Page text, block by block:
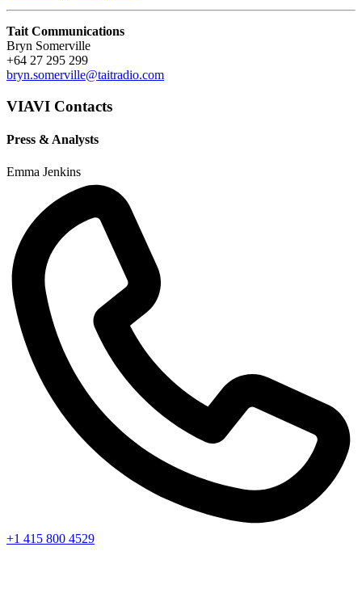
Tait Communications
Bryn Somerville
+64 27 295 299
bryn.somerville@taitradio.com
VIAVI Contacts
Press & Analysts
Emma Jenkins
+1 415 800 4529